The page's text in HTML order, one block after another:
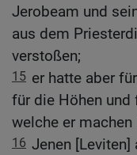
Jerobeam und
aus dem
verstoßen;
15 er hatte aber
für die Höhen und
welche er machen
16 Jenen